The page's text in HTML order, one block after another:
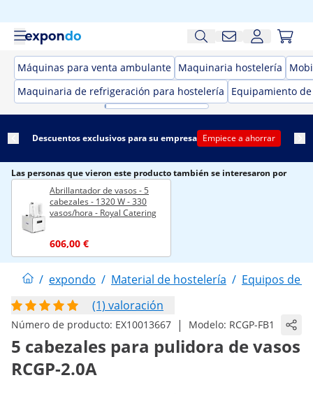
Máquinas para venta ambulante Maquinaria hostelería
Maquinaria de refrigeración para hostelería
Equipamiento
Descuentos exclusivos para su empresa Empiece a ahorrar
Las personas que vieron este producto también se interesaron por
Abrillantador de vasos - 5
cabezales - 1320 W - 330
vasos/hora - Royal Catering
606,00 €
/ expondo / Material de hostelería / Equipos de
(1) valoración
Número de producto: EX10013667 | Modelo: RCGP-FB1
5 cabezales para pulidora de vasos
RCGP-2.0A